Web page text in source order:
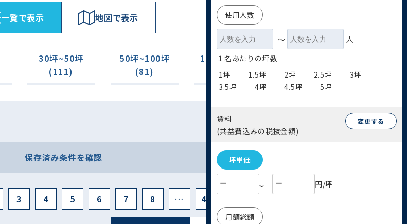
使用人数
〜
人
１名あたりの坪数
1坪
1.5坪 2坪 2.5坪
3坪
3.5坪
4坪 4.5坪 5坪
賃料
(共益費込みの税抜金額)
変更する
坪単価
〜 円/坪
月額総額
⼀覧で表⽰ 地図で表⽰
30坪~50坪
(111)
50坪~100坪
(81)
100坪~200坪
(42)
(51)
保存済み条件を確認
3 4 5 6 7 8 … 42